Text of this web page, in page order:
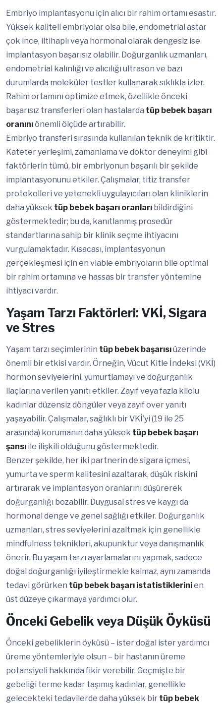
Embriyo implantasyonu için alıcı bir rahim ortamı esastır.
Yüksek kaliteli embriyolar olsa bile, endometrial astar
çok ince, iltihaplı veya hormonal olarak dengesiz ise
implantasyon başarısız olabilir. Doğurganlık uzmanları,
endometrial kalınlığı ve alıcılığı ultrason ve bazı
durumlarda moleküler testler kullanarak sıklıkla izler.
Rahim ortamını optimize etmek, özellikle önceki
başarısız transferleri olan hastalarda tüp bebek başarı
oranınıönemli ölçüde artırabilir.
Embriyo transferi sırasında kullanılan teknik de kritiktir.
Kateter yerleşimi, zamanlama ve doktor deneyimi gibi
faktörlerin tümü, bir embriyonun başarılı bir şekilde
implantasyonunu etkiler. Çalışmalar, titiz transfer
protokolleri ve yetenekli uygulayıcıları olan kliniklerin
daha yüksek tüp bebek başarı oranları bildirdiğini
göstermektedir; bu da, kanıtlanmış prosedür
standartlarına sahip bir klinik seçme ihtiyacını
vurgulamaktadır. Kısacası, implantasyonun
gerçekleşmesi için en viable embriyoların bile optimal
bir rahim ortamına ve hassas bir transfer yöntemine
ihtiyacı vardır.
Yaşam Tarzı Faktörleri: VKİ, Sigara
ve Stres
Yaşam tarzı seçimlerinin tüp bebek başarısıüzerinde
önemli bir etkisi vardır. Örneğin, Vücut Kitle İndeksi (VKİ)
hormon seviyelerini, yumurtlamayı ve doğurganlık
ilaçlarına verilen yanıtı etkiler. Zayıf veya fazla kilolu
kadınlar düzensiz döngüler veya zayıf over yanıtı
yaşayabilir. Çalışmalar, sağlıklı bir VKİ’yi (19 ile 25
arasında) korumanın daha yüksek tüp bebek başarı
şansı ile ilişkili olduğunu göstermektedir.
Benzer şekilde, her iki partnerin de sigara içmesi,
yumurta ve sperm kalitesini azaltarak, düşük riskini
artırarak ve implantasyon oranlarını düşürerek
doğurganlığı bozabilir. Duygusal stres ve kaygı da
hormonal denge ve genel sağlığı etkiler. Doğurganlık
uzmanları, stres seviyelerini azaltmak için genellikle
mindfulness teknikleri, akupunktur veya danışmanlık
önerir. Bu yaşam tarzı ayarlamalarını yapmak, sadece
doğal doğurganlığı iyileştirmekle kalmaz, aynı zamanda
tedavi görürken tüp bebek başarı istatistiklerinien
üst düzeye çıkarmaya yardımcı olur.
Önceki Gebelik veya Düşük Öyküsü
Önceki gebeliklerin öyküsü – ister doğal ister yardımcı
üreme yöntemleriyle olsun – bir hastanın üreme
potansiyeli hakkında fikir verebilir. Geçmişte bir
gebeliği terme kadar taşımış kadınlar, genellikle
gelecekteki tedavilerde daha yüksek bir tüp bebek